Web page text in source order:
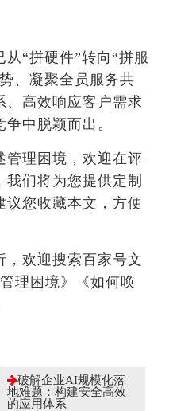
“拼硬件”转向“拼服
、凝聚全员服务共
、高效响应客户需求
中脱颖而出。
管理困境，欢迎在评
们将为您提供定制
议您收藏本文，方便
，欢迎搜索百家号文
理困境》《如何唤
破解企业AI规模化落
地难题：构建安全高效
的应用体系